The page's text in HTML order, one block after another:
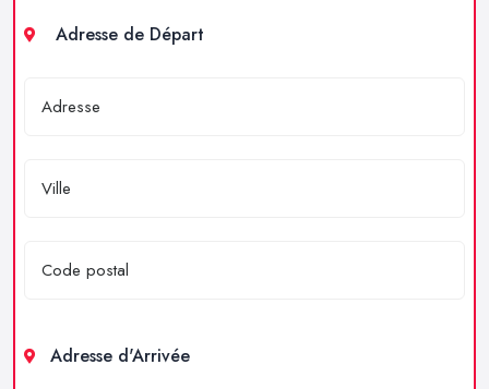
Adresse de Départ
Adresse d'Arrivée